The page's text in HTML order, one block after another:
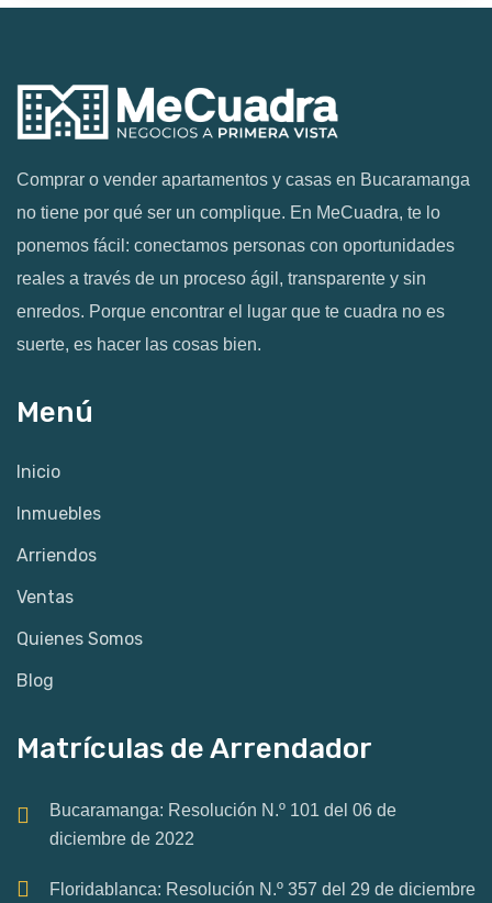
Comprar o vender apartamentos y casas en Bucaramanga
no tiene por qué ser un complique. En MeCuadra, te lo
ponemos fácil: conectamos personas con oportunidades
reales a través de un proceso ágil, transparente y sin
enredos. Porque encontrar el lugar que te cuadra no es
suerte, es hacer las cosas bien.
Menú
Inicio
Inmuebles
Arriendos
Ventas
Quienes Somos
Blog
Matrículas de Arrendador
Bucaramanga: Resolución N.º 101 del 06 de
diciembre de 2022
Floridablanca: Resolución N.º 357 del 29 de diciembre